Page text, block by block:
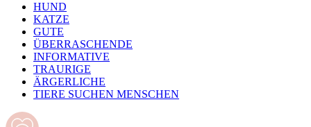
HUND
KATZE
GUTE
ÜBERRASCHENDE
INFORMATIVE
TRAURIGE
ÄRGERLICHE
TIERE SUCHEN MENSCHEN